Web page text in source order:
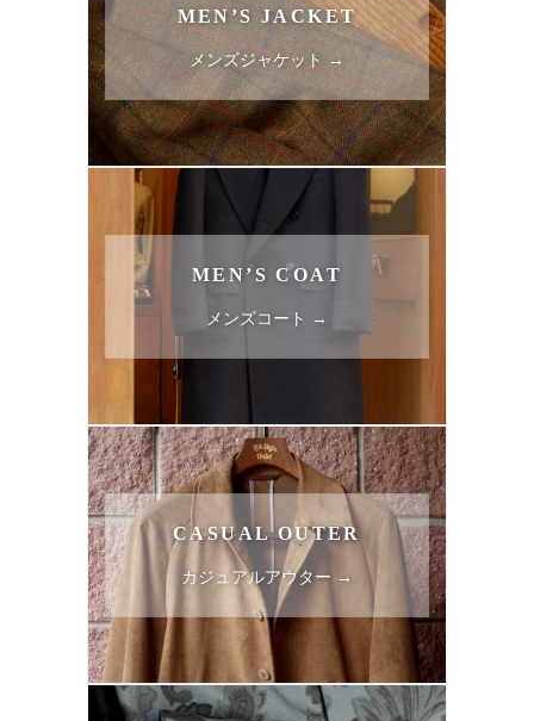
MEN’S JACKET
メンズジャケット →
MEN’S COAT
メンズコート →
CASUAL OUTER
カジュアルアウター →